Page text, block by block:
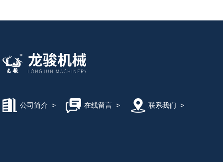
公司简介 > 在线留言> 联系我们 >